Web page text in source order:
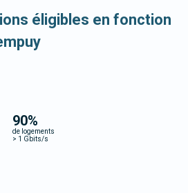
éligibles en fonction
90%
de logements
> 1 Gbits/s